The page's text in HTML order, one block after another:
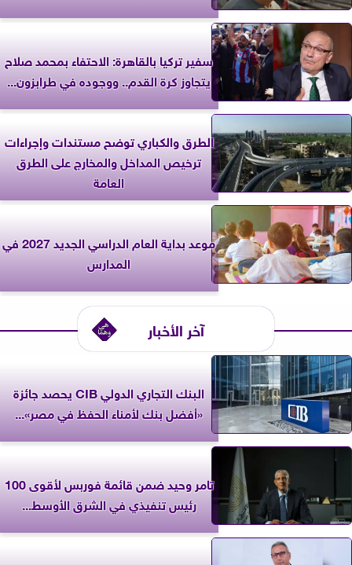
سفير تركيا بالقاهرة: الاحتفاء بمحمد صلاح
يتجاوز كرة القدم.. ووجوده في طرابزون...
الطرق والكباري توضح مستندات وإجراءات
ترخيص المداخل والمخارج على الطرق
العامة
موعد بداية العام الدراسي الجديد 2027 في
المدارس
آخر الأخبار
البنك التجاري الدولي CIB يحصد جائزة
«أفضل بنك لأمناء الحفظ في مصر»...
تامر وحيد ضمن قائمة فوربس لأقوى 100
رئيس تنفيذي في الشرق الأوسط...